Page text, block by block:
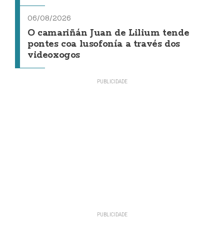
06/08/2026
O camariñán Juan de Lilium tende
pontes coa lusofonía a través dos
videoxogos